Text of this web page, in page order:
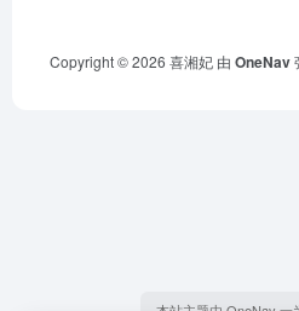
Copyright © 2026 喜湘妃 由 OneNav